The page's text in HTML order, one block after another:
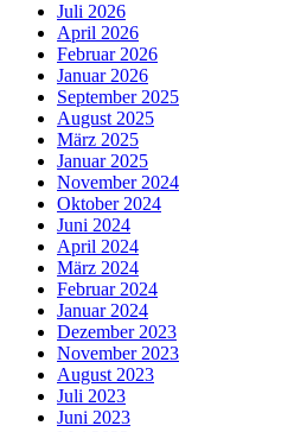
Juli 2026
April 2026
Februar 2026
Januar 2026
September 2025
August 2025
März 2025
Januar 2025
November 2024
Oktober 2024
Juni 2024
April 2024
März 2024
Februar 2024
Januar 2024
Dezember 2023
November 2023
August 2023
Juli 2023
Juni 2023